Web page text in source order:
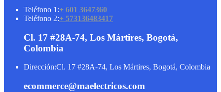
Teléfono 1:+ 601 3647360
Teléfono 2:+ 573136483417
Cl. 17 #28A-74, Los Mártires, Bogotá,
Colombia
Dirección:Cl. 17 #28A-74, Los Mártires, Bogotá, Colombia
ecommerce@maelectricos.com